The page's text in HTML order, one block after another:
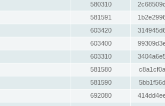
580310
581591
603420
603400
603310
581580
581590
692080